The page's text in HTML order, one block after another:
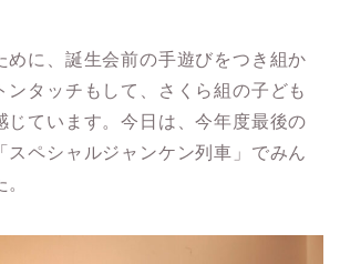
めに、誕生会前の手遊びをつき組か
ンタッチもして、さくら組の子ども
じています。今日は、今年度最後の
スペシャルジャンケン列車」でみん